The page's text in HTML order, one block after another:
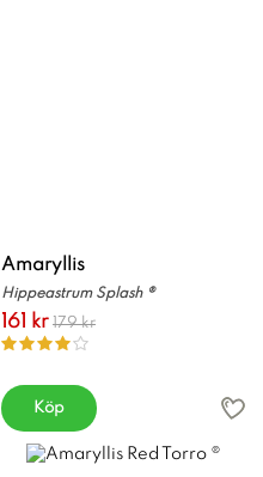
Amaryllis
Hippeastrum Splash ®
161 kr 179 kr
Köp